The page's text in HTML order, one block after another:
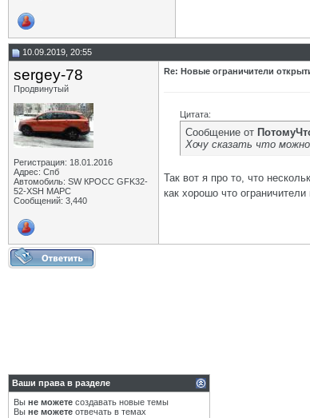
10.09.2019, 20:55
sergey-78
Продвинутый
Регистрация: 18.01.2016
Адрес: Спб
Автомобиль: SW КРОСС GFK32-
52-XSH МАРС
Сообщений: 3,440
Re: Новые ограничители
Цитата:
Сообщение от
Хочу сказать что
Так вот я про то, что
как хорошо что ограничители
Ваши права в разделе
Вы не можете создавать новые темы
Вы не можете отвечать в темах